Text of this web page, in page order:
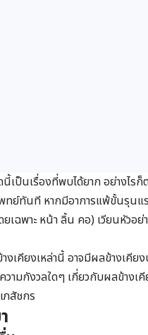
ป็นเรื่องที่พบได้ยาก อย่างไรก็
ทย์ทันที หากมีอาการแพ้ขั้นรุนแ
เฉพาะ หน้า ลิ้น คอ) เวียนหัวอย่
เคียงเหล่านี้ อาจมีผลข้างเคียง
ามกังวลใดๆ เกี่ยวกับผลข้างเคี
สัชกร